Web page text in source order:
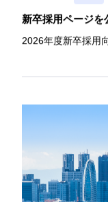
新卒採用ページを
2026年度新卒採用